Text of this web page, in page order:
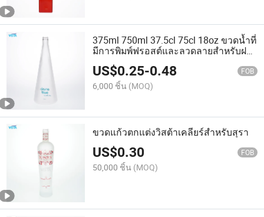
375ml 750ml 37.5cl 75cl 18oz ขวดน้ำที่
มีการพิมพ์ฟรอสต์และลวดลายสำหรับฝา
โรพป์
US$0.25-0.48 FOB
6,000 ชิ้น (MOQ)
ขวดแก้วตกแต่งวิสต้าเคลียร์สำหรับสุรา
US$0.30 FOB
50,000 ชิ้น (MOQ)